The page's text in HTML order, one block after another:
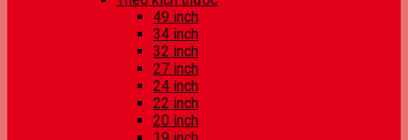
49 inch
34 inch
32 inch
27 inch
24 inch
22 inch
20 inch